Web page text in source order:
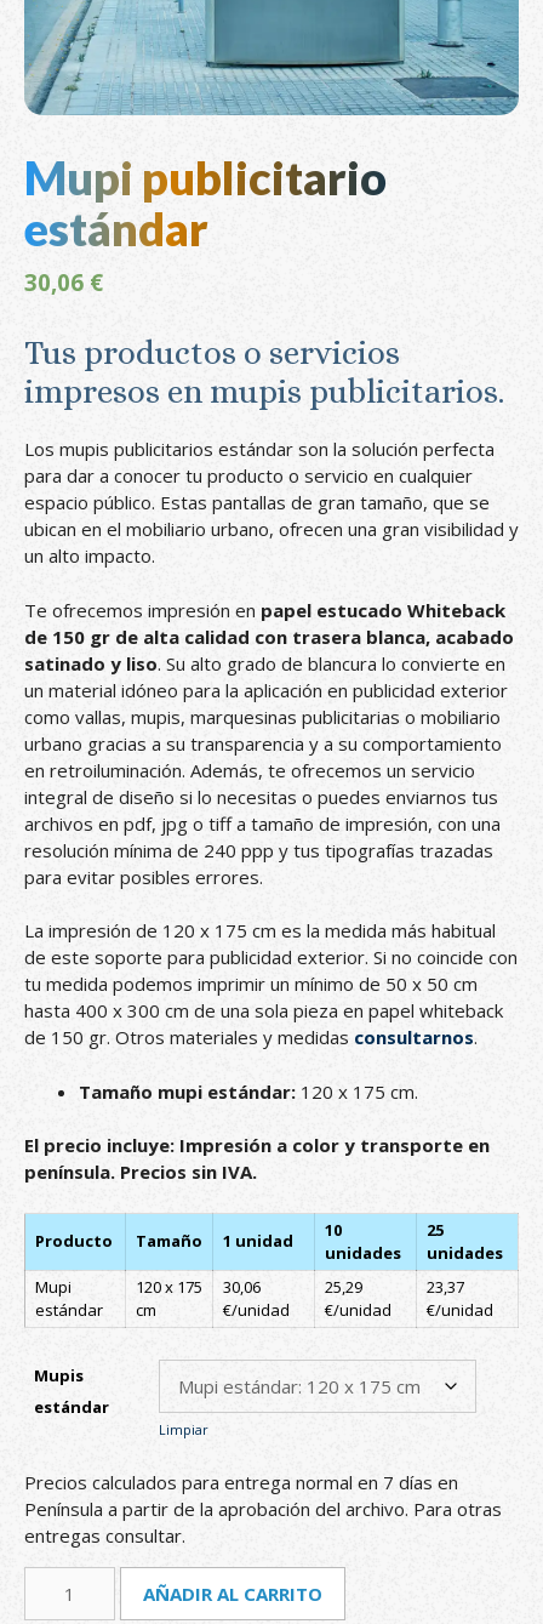
Mupi publicitario
estándar
30,06 €
Tus productos o servicios
impresos en mupis publicitarios.
Los mupis publicitarios estándar son la solución perfecta
para dar a conocer tu producto o servicio en cualquier
espacio público. Estas pantallas de gran tamaño, que se
ubican en el mobiliario urbano, ofrecen una gran visibilidad y
un alto impacto.
Te ofrecemos impresión en papel estucado Whiteback
de 150 gr de alta calidad con trasera blanca, acabado
satinado y liso. Su alto grado de blancura lo convierte en
un material idóneo para la aplicación en publicidad exterior
como vallas, mupis, marquesinas publicitarias o mobiliario
urbano gracias a su transparencia y a su comportamiento
en retroiluminación. Además, te ofrecemos un servicio
integral de diseño si lo necesitas o puedes enviarnos tus
archivos en pdf, jpg o tiff a tamaño de impresión, con una
resolución mínima de 240 ppp y tus tipografías trazadas
para evitar posibles errores.
La impresión de 120 x 175 cm es la medida más habitual
de este soporte para publicidad exterior. Si no coincide con
tu medida podemos imprimir un mínimo de 50 x 50 cm
hasta 400 x 300 cm de una sola pieza en papel whiteback
de 150 gr. Otros materiales y medidas consultarnos.
Tamaño mupi estándar: 120 x 175 cm.
El precio incluye: Impresión a color y transporte en
península. Precios sin IVA.
Producto Tamaño 1 unidad
10
unidades
25
unidades
Mupi
estándar
120 x 175
cm
30,06
€/unidad
25,29
€/unidad
23,37
€/unidad
Mupis
estándar
Limpiar
Precios calculados para entrega normal en 7 días en
Península a partir de la aprobación del archivo. Para otras
entregas consultar.
publicitario
AÑADIR AL CARRITO